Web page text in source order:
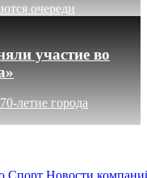
очереди
участие во
летие города